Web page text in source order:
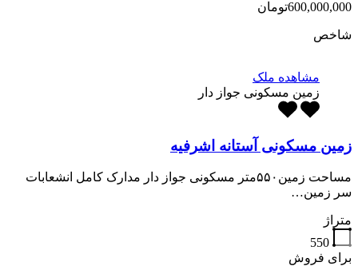
600,000,000تومان
شاخص
مشاهده ملک
زمین مسکونی جواز دار
زمین مسکونی آستانه اشرفیه
مساحت زمین۵۵۰متر مسکونی جواز دار مدارک کامل انشعابات
سر زمین…
متراژ
550
برای فروش